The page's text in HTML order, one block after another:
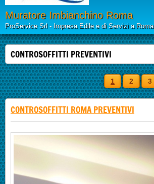
Muratore Imbianchino Roma
ProService Srl - Impresa Edile e di Servizi a Roma
CONTROSOFFITTI PREVENTIVI
1 2 3
CONTROSOFFITTI ROMA PREVENTIVI